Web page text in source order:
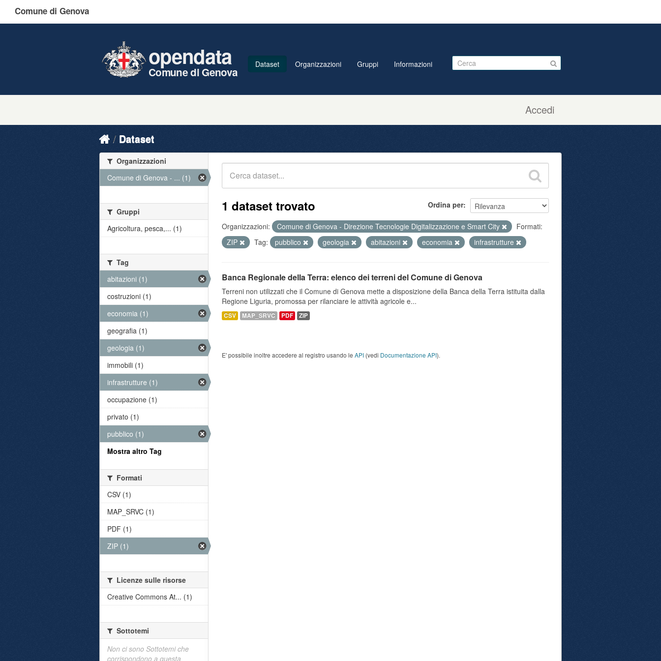
Comune di Genova
Accedi
opendata
Comune di Genova
Dataset Organizzazioni Gruppi Informazioni
Dataset
Ordina per
1 dataset trovato
Organizzazioni: Comune di Genova - Direzione Tecnologie Digitalizzazione e Smart City
Formati:
ZIP
Tag: pubblico geologia abitazioni economia infrastrutture
Banca Regionale della Terra: elenco dei terreni del Comune di Genova
Terreni non utilizzati che il Comune di Genova mette a disposizione della Banca della Terra istituita dalla
Regione Liguria, promossa per rilanciare le attività agricole e...
CSV MAP_SRVC PDF ZIP
E' possibile inoltre accedere al registro usando le API (vedi Documentazione API).
Organizzazioni
Comune di Genova - ... (1)
Gruppi
Agricoltura, pesca,... (1)
Tag
abitazioni (1)
costruzioni (1)
economia (1)
geografia (1)
geologia (1)
immobili (1)
infrastrutture (1)
occupazione (1)
privato (1)
pubblico (1)
Mostra altro Tag
Formati
CSV (1)
MAP_SRVC (1)
PDF (1)
ZIP (1)
Licenze sulle risorse
Creative Commons At... (1)
Sottotemi
Non ci sono Sottotemi che
corrispondono a questa